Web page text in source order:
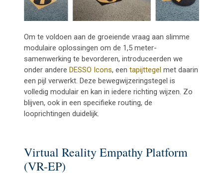
Om te voldoen aan de groeiende vraag aan slimme
modulaire oplossingen om de 1,5 meter-
samenwerking te bevorderen, introduceerden we
onder andereDESSO Icons, eentapijttegel met daarin
een pijl verwerkt. Deze bewegwijzeringstegel is
volledig modulair en kan in iedere richting wijzen. Zo
blijven, ook in een specifieke routing, de
looprichtingen duidelijk.
Virtual Reality Empathy Platform
(VR-EP)